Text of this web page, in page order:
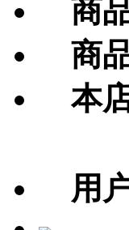
商
商
本
用